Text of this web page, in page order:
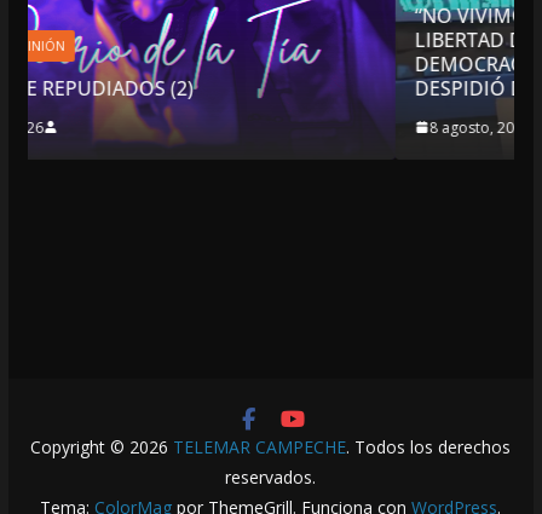
“NO VIVIMOS BUENOS TIEMPOS PARA LA
LIBERTAD DE EXPRESIÓN NI PARA LA
DEMOCRACIA EN MÉXICO”: LUIS
DESPIDIÓ DE MVS
8 agosto, 2026
Copyright © 2026 TELEMAR CAMPECHE. Todos los derechos
reservados.
Tema: ColorMag por ThemeGrill. Funciona conWordPress.